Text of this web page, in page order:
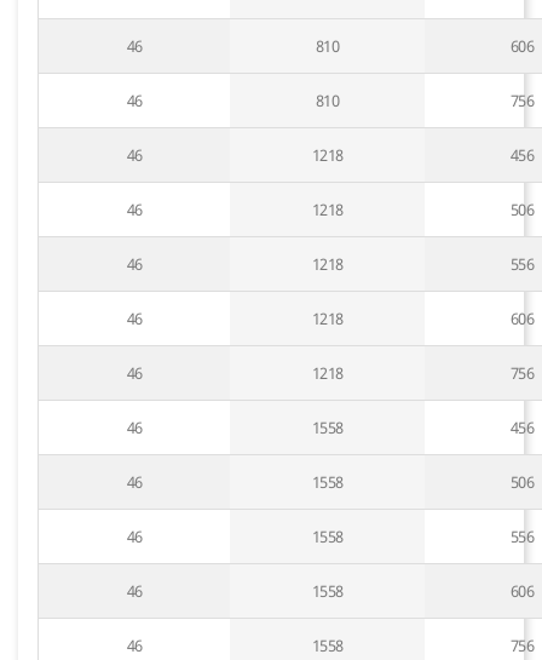
46 810 606
46 810 756
46 1218 456
46 1218 506
46 1218 556
46 1218 606
46 1218 756
46 1558 456
46 1558 506
46 1558 556
46 1558 606
46 1558 756